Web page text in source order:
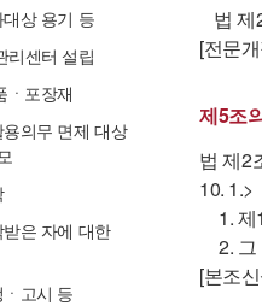
상 용기 등
리센터 설립
ㆍ포장재
의무 면제 대상
은 자에 대한
고시 등
법 제
[전문
제5조
법 제2
10. 1.>
1.
2.
[본조